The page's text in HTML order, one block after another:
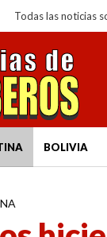
Todas las noticias
BOLIVIA